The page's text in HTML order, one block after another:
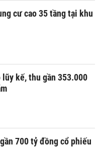
cư cao 35 tầng tại khu
lũy kế, thu gần 353.000
700 tỷ đồng cổ phiếu